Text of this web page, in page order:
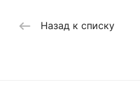
Назад к списку